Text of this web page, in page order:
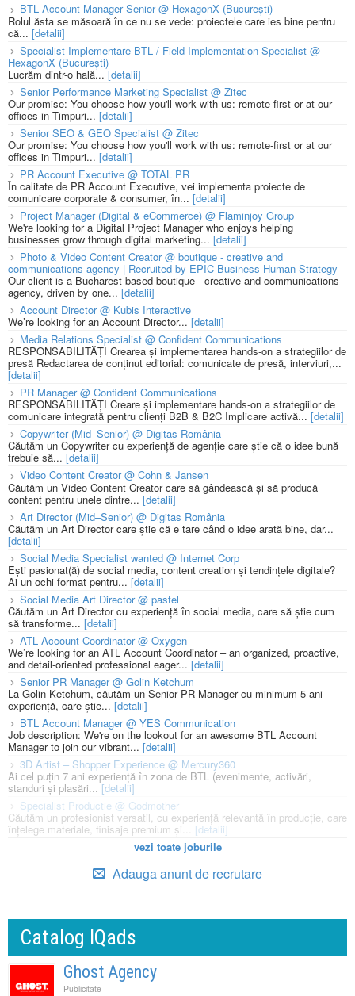
BTL Account Manager Senior @ HexagonX (București)
Rolul ăsta se măsoară în ce nu se vede: proiectele care ies bine pentru
că... [detalii]
Specialist Implementare BTL / Field Implementation Specialist @
HexagonX (București)
Lucrăm dintr-o hală...[detalii]
Senior Performance Marketing Specialist @ Zitec
Our promise: You choose how you'll work with us: remote-first or at our
offices in Timpuri... [detalii]
Senior SEO & GEO Specialist @ Zitec
Our promise: You choose how you'll work with us: remote-first or at our
offices in Timpuri... [detalii]
PR Account Executive @ TOTAL PR
În calitate de PR Account Executive, vei implementa proiecte de
comunicare corporate & consumer, în... [detalii]
Project Manager (Digital & eCommerce) @ Flaminjoy Group
We're looking for a Digital Project Manager who enjoys helping
businesses grow through digital marketing... [detalii]
Photo & Video Content Creator @ boutique - creative and
communications agency | Recruited by EPIC Business Human Strategy
Our client is a Bucharest based boutique - creative and communications
agency, driven by one... [detalii]
Account Director @ Kubis Interactive
We’re looking for an Account Director... [detalii]
Media Relations Specialist @ Confident Communications
RESPONSABILITĂȚI Crearea și implementarea hands-on a strategiilor de
presă Redactarea de conținut editorial: comunicate de presă, interviuri,...
[detalii]
PR Manager @ Confident Communications
RESPONSABILITĂȚI Creare și implementare hands-on a strategiilor de
comunicare integrată pentru clienți B2B & B2C Implicare activă... [detalii]
Copywriter (Mid–Senior) @ Digitas România
Căutăm un Copywriter cu experiență de agenție care știe că o idee bună
trebuie să... [detalii]
Video Content Creator @ Cohn & Jansen
Căutăm un Video Content Creator care să gândească și să producă
content pentru unele dintre... [detalii]
Art Director (Mid–Senior) @ Digitas România
Căutăm un Art Director care știe că e tare când o idee arată bine, dar...
[detalii]
Social Media Specialist wanted @ Internet Corp
Ești pasionat(ă) de social media, content creation și tendințele digitale?
Ai un ochi format pentru... [detalii]
Social Media Art Director @ pastel
Căutăm un Art Director cu experiență în social media, care să știe cum
să transforme... [detalii]
ATL Account Coordinator @ Oxygen
We’re looking for an ATL Account Coordinator – an organized, proactive,
and detail-oriented professional eager... [detalii]
Senior PR Manager @ Golin Ketchum
La Golin Ketchum, căutăm un Senior PR Manager cu minimum 5 ani
experiență, care știe... [detalii]
BTL Account Manager @ YES Communication
Job description: We're on the lookout for an awesome BTL Account
Manager to join our vibrant... [detalii]
3D Artist – Shopper Experience @ Mercury360
Ai cel puțin 7 ani experiență în zona de BTL (evenimente, activări,
standuri și plasări... [detalii]
Specialist Productie @ Godmother
Căutăm un profesionist versatil, cu experiență relevantă în producție, care
înțelege materiale, finisaje premium și... [detalii]
vezi toate joburile
Adauga anunt de recrutare
Catalog IQads
Ghost Agency
Publicitate